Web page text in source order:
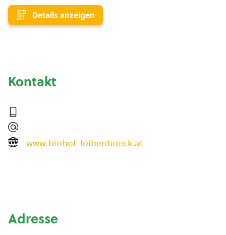
Details anzeigen
Kontakt
www.biohof-loibenboeck.at
Adresse